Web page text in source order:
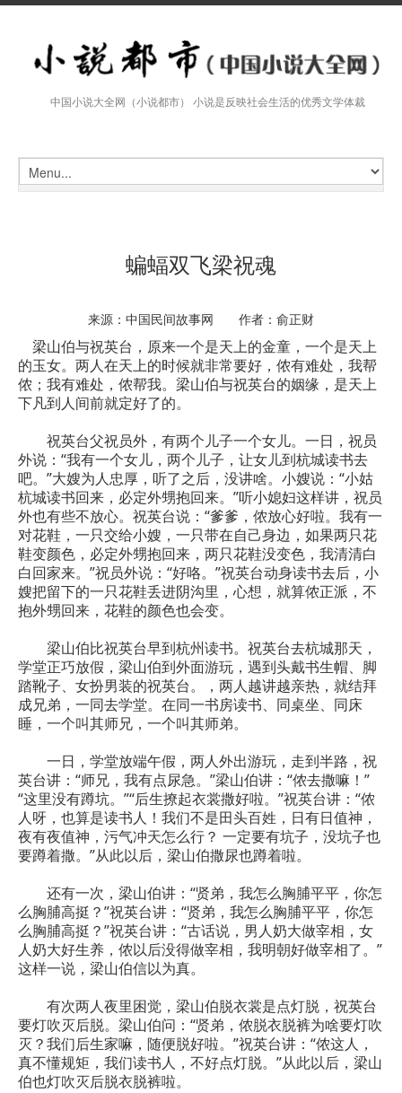
中国小说大全网（小说都市） 小说是反映社会生活的优秀文学体裁
蝙蝠双飞梁祝魂
来源：中国民间故事网 作者：俞正财
梁山伯与祝英台，原来一个是天上的金童，一个是天上
的玉女。两人在天上的时候就非常要好，侬有难处，我帮
侬；我有难处，侬帮我。梁山伯与祝英台的姻缘，是天上
下凡到人间前就定好了的。
祝英台父祝员外，有两个儿子一个女儿。一日，祝员
外说：“我有一个女儿，两个儿子，让女儿到杭城读书去
吧。”大嫂为人忠厚，听了之后，没讲啥。小嫂说：“小姑
杭城读书回来，必定外甥抱回来。”听小媳妇这样讲，祝员
外也有些不放心。祝英台说：“爹爹，侬放心好啦。我有一
对花鞋，一只交给小嫂，一只带在自己身边，如果两只花
鞋变颜色，必定外甥抱回来，两只花鞋没变色，我清清白
白回家来。”祝员外说：“好咯。”祝英台动身读书去后，小
嫂把留下的一只花鞋丢进阴沟里，心想，就算侬正派，不
抱外甥回来，花鞋的颜色也会变。
梁山伯比祝英台早到杭州读书。祝英台去杭城那天，
学堂正巧放假，梁山伯到外面游玩，遇到头戴书生帽、脚
踏靴子、女扮男装的祝英台。，两人越讲越亲热，就结拜
成兄弟，一同去学堂。在同一书房读书、同桌坐、同床
睡，一个叫其师兄，一个叫其师弟。
一日，学堂放端午假，两人外出游玩，走到半路，祝
英台讲：“师兄，我有点尿急。”梁山伯讲：“侬去撒嘛！”
“这里没有蹲坑。”“后生撩起衣裳撒好啦。”祝英台讲：“侬
人呀，也算是读书人！我们不是田头百姓，日有日值神，
夜有夜值神，污气冲天怎么行？ 一定要有坑子，没坑子也
要蹲着撒。”从此以后，梁山伯撒尿也蹲着啦。
还有一次，梁山伯讲：“贤弟，我怎么胸脯平平，你怎
么胸脯高挺？”祝英台讲：“贤弟，我怎么胸脯平平，你怎
么胸脯高挺？”祝英台讲：“古话说，男人奶大做宰相，女
人奶大好生养，侬以后没得做宰相，我明朝好做宰相了。”
这样一说，梁山伯信以为真。
有次两人夜里困觉，梁山伯脱衣裳是点灯脱，祝英台
要灯吹灭后脱。梁山伯问：“贤弟，侬脱衣脱裤为啥要灯吹
灭？我们后生家嘛，随便脱好啦。”祝英台讲：“侬这人，
真不懂规矩，我们读书人，不好点灯脱。”从此以后，梁山
伯也灯吹灭后脱衣脱裤啦。